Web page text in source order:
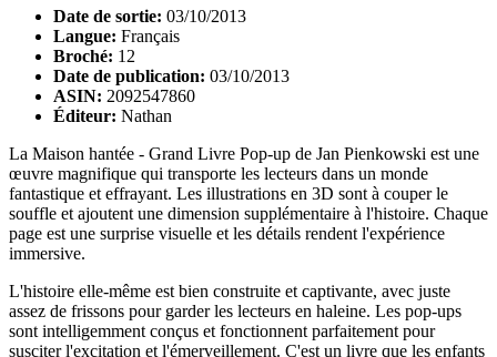
Date de sortie: 03/10/2013
Langue: Français
Broché: 12
Date de publication: 03/10/2013
ASIN: 2092547860
Éditeur: Nathan
La Maison hantée - Grand Livre Pop-up de Jan Pienkowski est une
œuvre magnifique qui transporte les lecteurs dans un monde
fantastique et effrayant. Les illustrations en 3D sont à couper le
souffle et ajoutent une dimension supplémentaire à l'histoire. Chaque
page est une surprise visuelle et les détails rendent l'expérience
immersive.
L'histoire elle-même est bien construite et captivante, avec juste
assez de frissons pour garder les lecteurs en haleine. Les pop-ups
sont intelligemment conçus et fonctionnent parfaitement pour
susciter l'excitation et l'émerveillement. C'est un livre que les enfants